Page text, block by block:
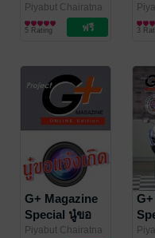
Show 2015
Review
Piyabut Chairatna
/ I SHOOT FILM
MAGAZINE
นิตยสารผู้ชาย
5 Rating
/ I
นิต
ควา
3
G+ Magazine
Special นู๋ขอ
แจ้งเกิด
Piyabut Chairatna